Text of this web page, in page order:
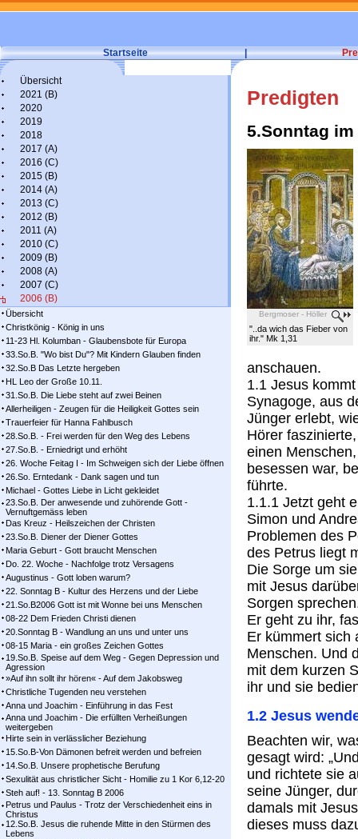
Startseite |
Übersicht
2021 (B)
2020
2019
2018
2017 (A)
2016 (C)
2015 (B)
2014 (A)
2013 (C)
2012 (B)
2011 (A)
2010 (C)
2009 (B)
2008 (A)
2007 (C)
2006 (B)
Übersicht
Christkönig - König in uns
11-23 Hl. Kolumban - Glaubensbote für Europa
33.So.B. "Wo bist Du"? Mit Kindern Glauben finden
32.So.B Das Letzte hergeben
HL Leo der Große 10.11.
31.So.B. Die Liebe steht auf zwei Beinen
Allerheiligen - Zeugen für die Heiligkeit Gottes sein
Trauerfeier für Hanna Fahlbusch
28.So.B. - Frei werden für den Weg des Lebens
27.So.B. - Erniedrigt und erhöht
26. Woche Feitag I - Im Schweigen sich der Liebe öffnen
26.So. Erntedank - Dank sagen und tun
Michael - Gottes Liebe in Licht gekleidet
23.So.B. Der anwesende und zuhörende Gott -
Vernuftgemäss leben
Das Kreuz - Heilszeichen der Christen
23.So.B. Diener der Diener Gottes
Maria Geburt - Gott braucht Menschen
Do. 22. Woche - Nachfolge trotz Versagens
Augustinus - Gott loben warum?
22. Sonntag B - Kultur des Herzens und der Liebe
21.So.B2006 Gott ist mit Wonne bei uns Menschen
08-22 Dem Frieden Christi dienen
20.Sonntag B - Wandlung an uns und unter uns
08-15 Maria - ein großes Zeichen Gottes
19.So.B. Speise auf dem Weg - Gegen Depression und
Agression
»Auf ihn sollt ihr hören« - Auf dem Jakobsweg
Christliche Tugenden neu verstehen
Anna und Joachim - Einführung in das Fest
Anna und Joachim - Die erfüllten Verheißungen
weitergeben
Hirte sein in verlässlicher Beziehung
15.So.B-Von Dämonen befreit werden und befreien
14.So.B. Unsere prophetische Berufung
Sexulität aus christlicher Sicht - Homilie zu 1 Kor 6,12-20
Steh auf! - 13. Sonntag B 2006
Petrus und Paulus - Trotz der Verschiedenheit eins in
Christus
12.So.B. Jesus die ruhende Mitte in den Stürmen des
Lebens
Predigten
5.Sonntag
Bergmoser - Höller
"..da wich das Fieber von
ihr." Mk 1,31
anschauen.
1.1 Jesus
Synagoge, aus
Jünger erlebt,
Hörer
einen
besessen war,
führte.
1.1.1 Jetzt geht
Simon und
Problemen des
des Petrus liegt
Die Sorge um
mit Jesus
Sorgen
Er geht zu ihr,
Er kümmert sich
Menschen. Und
mit dem kurzen
ihr und sie
1.2 Jesus
Beachten wir,
gesagt wird:
und richtete sie
seine Jünger,
damals mit
dieses muss